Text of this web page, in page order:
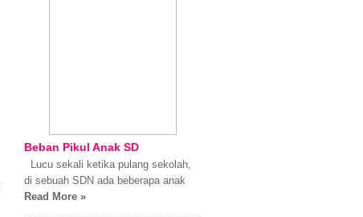
Beban Pikul Anak SD
Lucu sekali ketika pulang sekolah,
di sebuah SDN ada beberapa anak
Read More »